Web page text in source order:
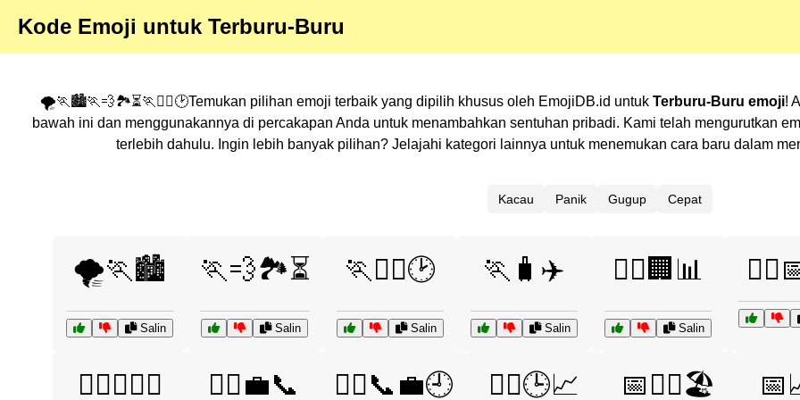
Kode Emoji untuk Terburu-Buru
🌪️🏃🏙️🏃💨🏞️⏳🏃🚴‍♂️🕑Temukan pilihan emoji terbaik yang dipilih khusus oleh EmojiDB.id untuk Terburu-Buru emoji!
bawah ini dan menggunakannya di percakapan Anda untuk menambahkan sentuhan pribadi. Kami telah mengurutkan
terlebih dahulu. Ingin lebih banyak pilihan? Jelajahi kategori lainnya untuk menemukan cara baru dalam
Kacau Panik Gugup Cepat
🌪️🏃🏙️
Salin
🏃💨🏞️⏳
Salin
🏃🚴‍♂️🕑
Salin
🏃🧳✈️
Salin
🏃‍♀️🏢📊
Salin
🏃‍♂️🏃‍♀️⏰ 🏃‍♂️💼📞 🏃‍♂️📞💼🕘 🏃‍♂️🕒📈 📅🏃‍♀️🏖️